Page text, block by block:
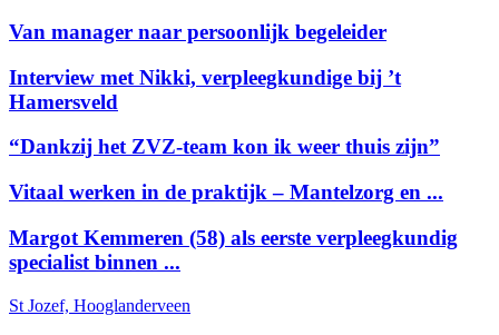
Van manager naar persoonlijk begeleider
Interview met Nikki, verpleegkundige bij ’t
Hamersveld
“Dankzij het ZVZ-team kon ik weer thuis zijn”
Vitaal werken in de praktijk – Mantelzorg en ...
Margot Kemmeren (58) als eerste verpleegkundig
specialist binnen ...
St Jozef, Hooglanderveen